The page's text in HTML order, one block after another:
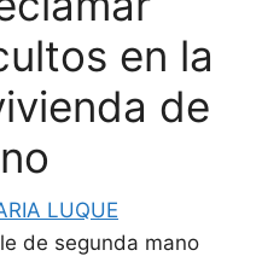
en la
de
LUQUE
de segunda mano